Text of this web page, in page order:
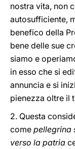
nostra vita, non
autosufficiente,
benefico della
bene delle sue
siamo e
in esso che si
annuncia e si
pienezza oltre il
2. Questa
come pellegrina
verso la patria